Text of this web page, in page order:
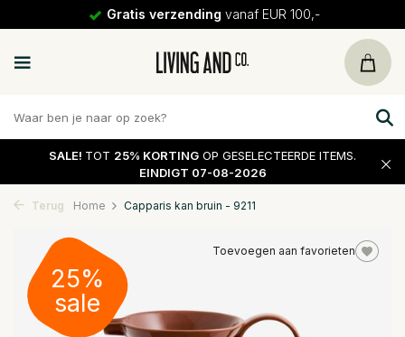
Gratis verzending vanaf EUR 100,-
SALE! TOT 25% KORTING OP GESELECTEERDE ITEMS.
EINDIGT 07-08-2026
Terug Home Capparis kan bruin - 9211
Toevoegen aan favorieten
25%
sale